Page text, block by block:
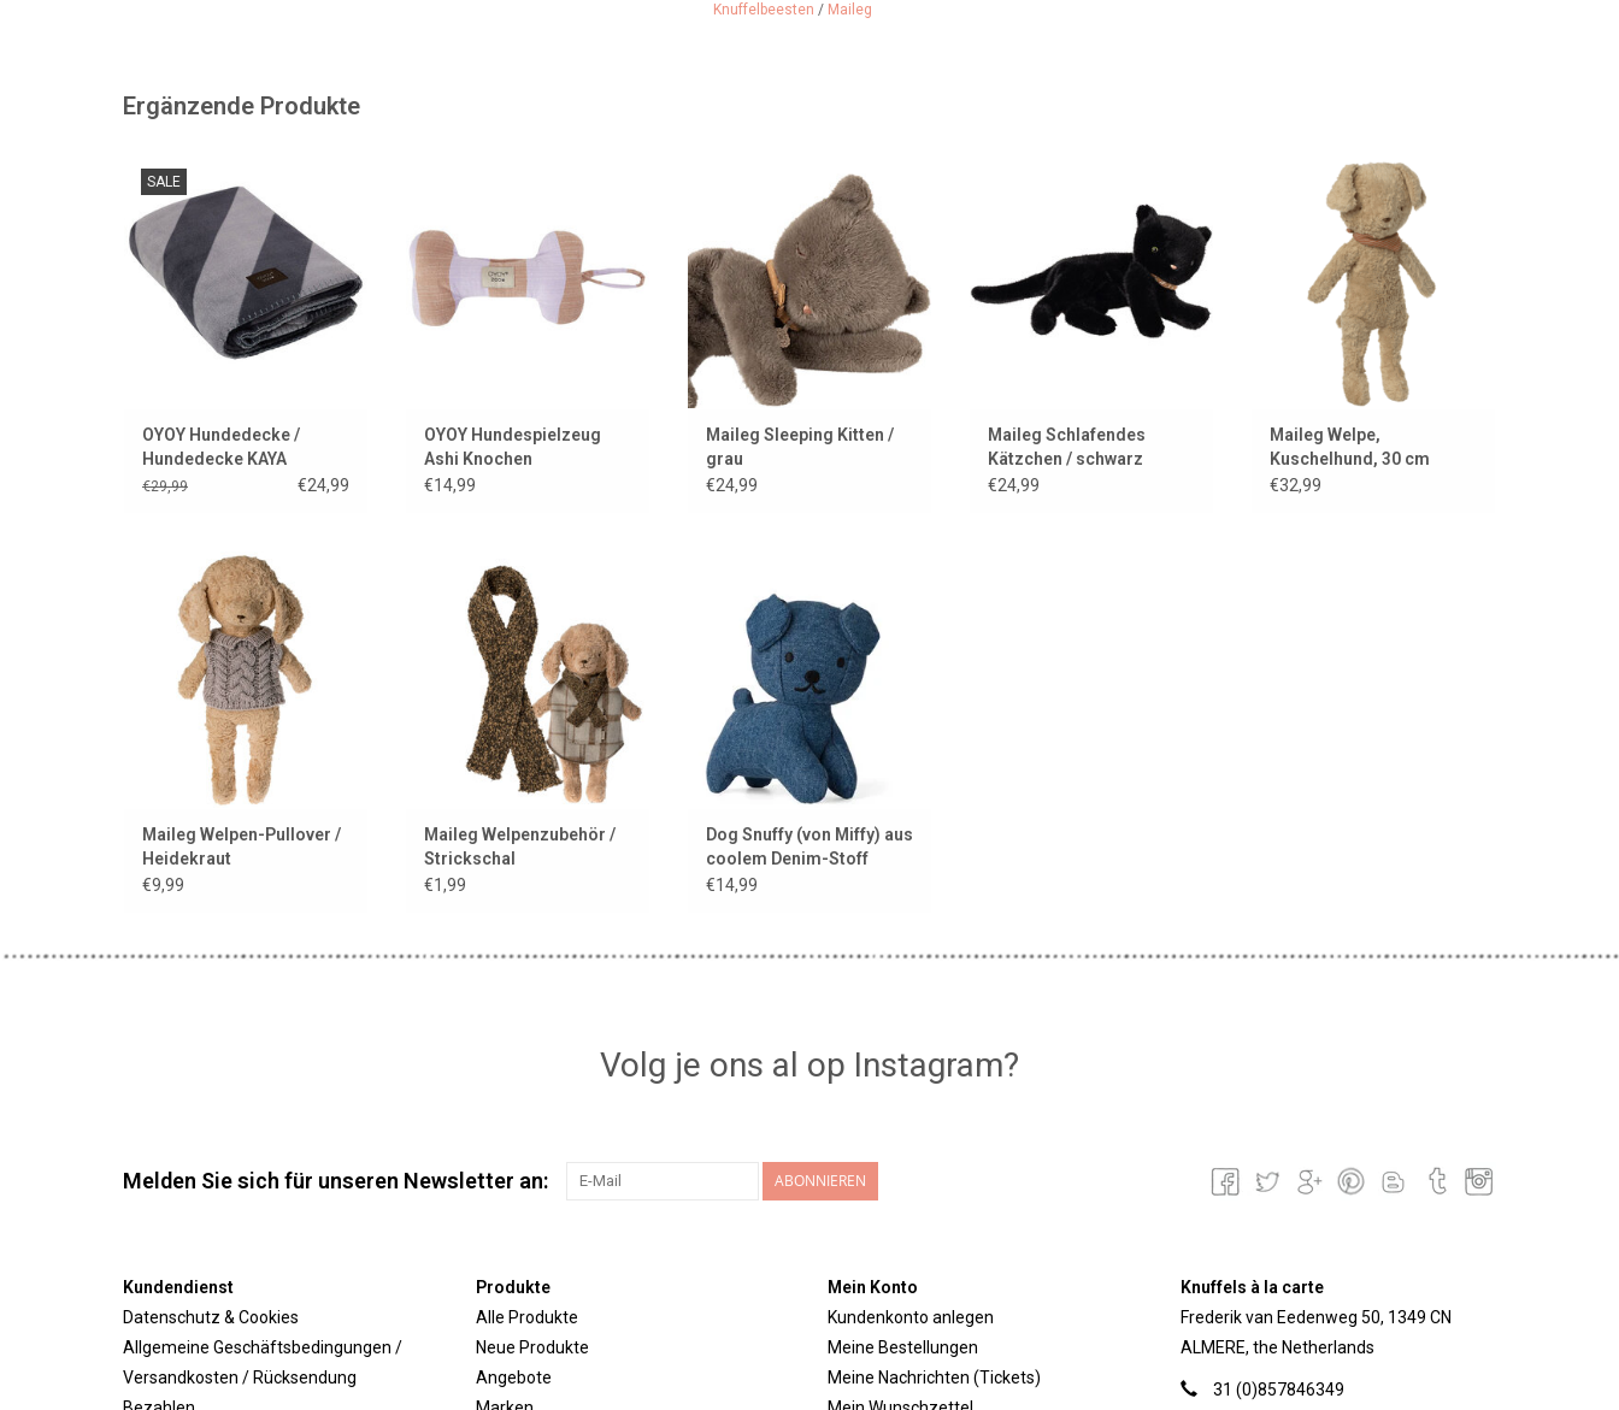
Knuffelbeesten / Maileg
Ergänzende Produkte
SALE
der dänischen Marke OYOY
ZUM WARENKORB HINZUFÜGEN
OYOY Hundedecke /
Hundedecke KAYA
€29,99 €24,99
OYOY Hundespielzeug
Ashi Knochen
€14,99
Kuschelkatze von Maileg
ZUM WARENKORB HINZUFÜGEN
Maileg Sleeping Kitten /
grau
€24,99
ZUM WARENKORB HINZUFÜGEN
Maileg Schlafendes
Kätzchen / schwarz
€24,99
Ein kuscheliger Stoffhund der
dänischen Marke Maileg.
Geeignet für Kinder ab 0
Monaten.
ZUM WARENKORB HINZUFÜGEN
Maileg Welpe,
Kuschelhund, 30 cm
€32,99
Ein warmer Pullover für Ihren
Maileg-Welpen.
ZUM WARENKORB HINZUFÜGEN
Maileg Welpen-Pullover /
Heidekraut
€9,99
Gestrickter Schal von Maileg für
die Welpenkollektion, aber auch
für Puppen und Kuscheltiere.
ZUM WARENKORB HINZUFÜGEN
Maileg Welpenzubehör /
Strickschal
€1,99
ZUM WARENKORB HINZUFÜGEN
Dog Snuffy (von Miffy) aus
coolem Denim-Stoff
€14,99
Volg je ons al op Instagram?
Melden Sie sich für unseren Newsletter an: ABONNIEREN
Kundendienst
Datenschutz & Cookies
Allgemeine Geschäftsbedingungen /
Versandkosten / Rücksendung
Produkte
Alle Produkte
Neue Produkte
Angebote
Mein Konto
Kundenkonto anlegen
Meine Bestellungen
Meine Nachrichten (Tickets)
Knuffels à la carte
Frederik van Eedenweg 50, 1349 CN
ALMERE, the Netherlands
31 (0)857846349